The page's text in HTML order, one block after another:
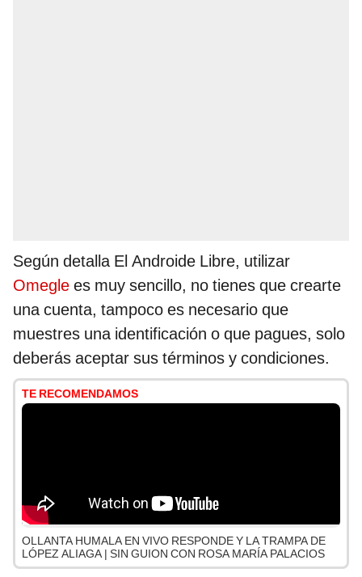
Según detalla El Androide Libre, utilizar
Omegle es muy sencillo, no tienes que crearte
una cuenta, tampoco es necesario que
muestres una identificación o que pagues, solo
deberás aceptar sus términos y condiciones.
TE RECOMENDAMOS
OLLANTA HUMALA EN VIVO RESPONDE Y LA TRAMPA DE
LÓPEZ ALIAGA | SIN GUION CON ROSA MARÍA PALACIOS